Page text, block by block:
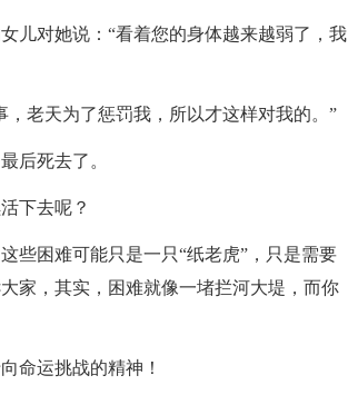
儿对她说：“看着您的身体越来越弱了，我
老天为了惩罚我，所以才这样对我的。”
后死去了。
下去呢？
些困难可能只是一只“纸老虎”，只是需要
家，其实，困难就像一堵拦河大堤，而你
命运挑战的精神！